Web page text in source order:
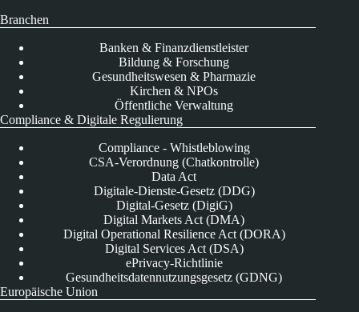
Branchen
Banken & Finanzdienstleister
Bildung & Forschung
Gesundheitswesen & Pharmazie
Kirchen & NPOs
Öffentliche Verwaltung
Compliance & Digitale Regulierung
Compliance - Whistleblowing
CSA-Verordnung (Chatkontrolle)
Data Act
Digitale-Dienste-Gesetz (DDG)
Digital-Gesetz (DigiG)
Digital Markets Act (DMA)
Digital Operational Resilience Act (DORA)
Digital Services Act (DSA)
ePrivacy-Richtlinie
Gesundheitsdatennutzungsgesetz (GDNG)
Europäische Union